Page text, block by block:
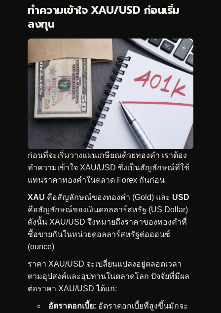
ทำความเข้าใจ XAU/USD ก่อนเริ่ม
ลงทุน
ก่อนที่จะเริ่มวางแผนเกษียณด้วยทองคำ เราต้อง
ทำความเข้าใจ XAU/USD ซึ่งเป็นสัญลักษณ์ที่ใช้
แทนราคาทองคำในตลาด Forex กันก่อน
XAU คือสัญลักษณ์ของทองคำ (Gold) และ USD
คือสัญลักษณ์ของเงินดอลลาร์สหรัฐ (US Dollar)
ดังนั้น XAU/USD จึงหมายถึงราคาของทองคำที่
ซื้อขายกันในหน่วยดอลลาร์สหรัฐต่อออนซ์
(ounce)
ราคา XAU/USD จะเปลี่ยนแปลงอยู่ตลอดเวลา
ตามอุปสงค์และอุปทานในตลาดโลก ปัจจัยที่มีผล
ต่อราคา XAU/USD ได้แก่:
อัตราดอกเบี้ย: อัตราดอกเบี้ยที่สูงขึ้นมักจะ